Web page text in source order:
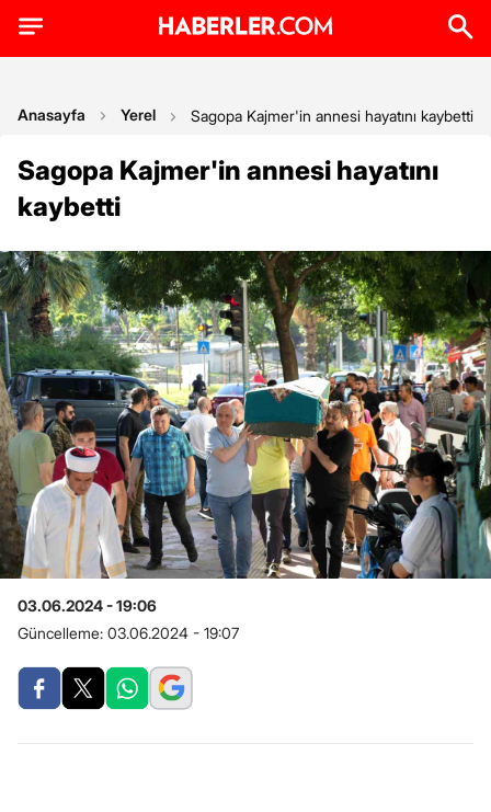
Anasayfa Yerel Sagopa Kajmer'in annesi hayatını kaybetti
Sagopa Kajmer'in annesi hayatını
kaybetti
03.06.2024 - 19:06
Güncelleme: 03.06.2024 - 19:07